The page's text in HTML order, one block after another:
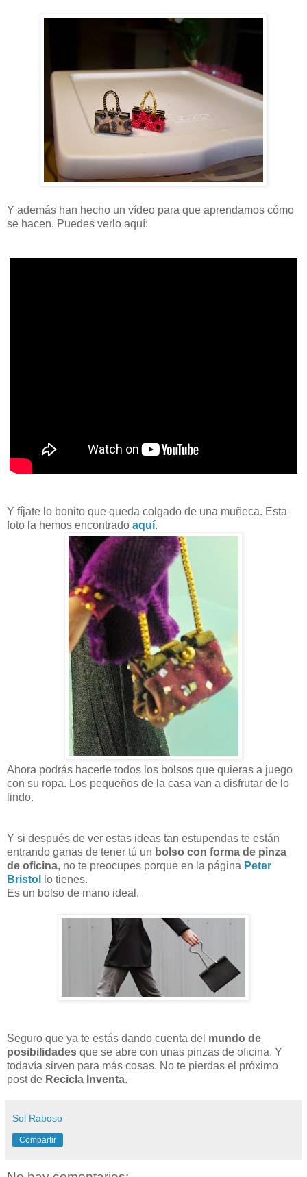
Y además han hecho un vídeo para que aprendamos cómo
se hacen. Puedes verlo aquí:
Y fíjate lo bonito que queda colgado de una muñeca. Esta
foto la hemos encontrado aquí.
Ahora podrás hacerle todos los bolsos que quieras a juego
con su ropa. Los pequeños de la casa van a disfrutar de lo
lindo.
Y si después de ver estas ideas tan estupendas te están
entrando ganas de tener tú un bolso con forma de pinza
de oficina, no te preocupes porque en la página Peter
Bristol
lo tienes.
Es un bolso de mano ideal.
Seguro que ya te estás dando cuenta del mundo de
posibilidades que se abre con unas pinzas de oficina. Y
todavía sirven para más cosas. No te pierdas el próximo
post de Recicla Inventa.
Sol Raboso
Compartir